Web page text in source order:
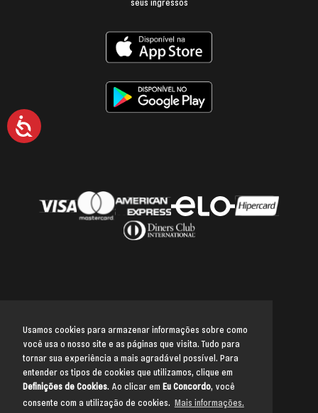
Usamos cookies para armazenar informações sobre como
você usa o nosso site e as páginas que visita. Tudo para
tornar sua experiência a mais agradável possível. Para
entender os tipos de cookies que utilizamos, clique em
Definições de Cookies. Ao clicar em Eu Concordo, você
consente com a utilização de cookies. Mais informações.
Acessibilidade
seus ingressos
Voltar para o topo